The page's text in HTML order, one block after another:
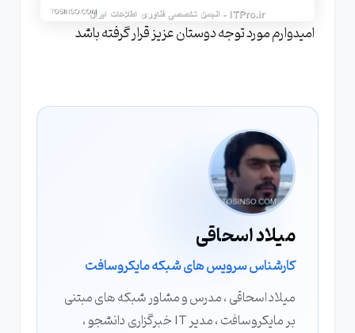
امیدوارم مورد توجه دوستان عزیز قرار گرفته باشد
میلاد اسحاقی
کارشناس سرویس های شبکه مایکروسافت
میلاد اسحاقی ، مدرس و مشاور شبکه های مبتنی
بر مایکروسافت ، مدیر IT خبرگزاری دانشجو ،